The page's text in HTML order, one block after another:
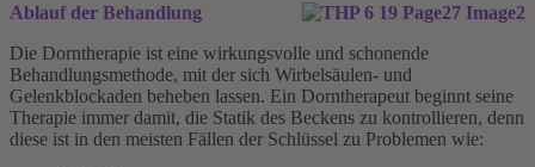
Ablauf der Behandlung
Die Dorntherapie ist eine wirkungsvolle und schonende
Behandlungsmethode, mit der sich Wirbelsäulen- und
Gelenkblockaden beheben lassen. Ein Dorntherapeut beginnt seine
Therapie immer damit, die Statik des Beckens zu kontrollieren, denn
diese ist in den meisten Fällen der Schlüssel zu Problemen wie: